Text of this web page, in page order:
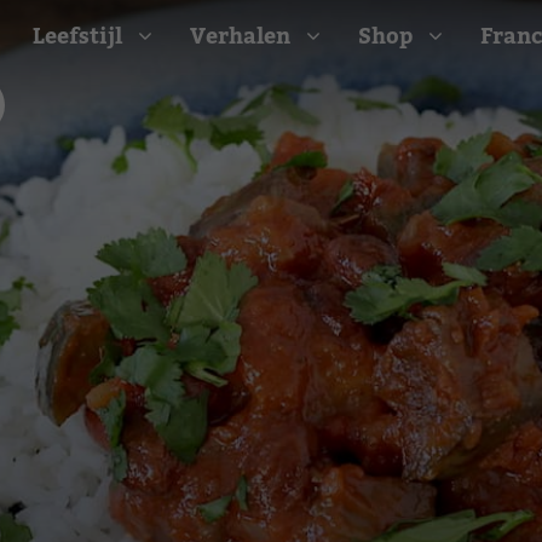
Barbecue recepten
Camping recepten
Picknick recepten
Salade recepten
Zomer recepten
Bekijk alle recepten
Leefstijl Verhalen Shop